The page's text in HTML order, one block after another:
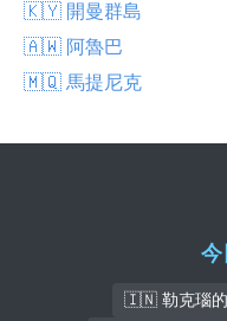
🇰🇾 開曼群島
🇦🇼 阿魯巴
🇲🇶 馬提尼克
今
🇮🇳 勒克瑙